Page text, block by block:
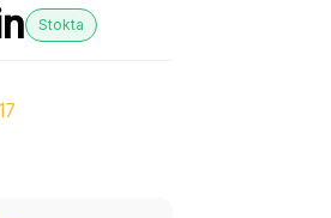
Stokta